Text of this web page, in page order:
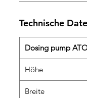
Technische
Dosing pump
Höhe
Breite